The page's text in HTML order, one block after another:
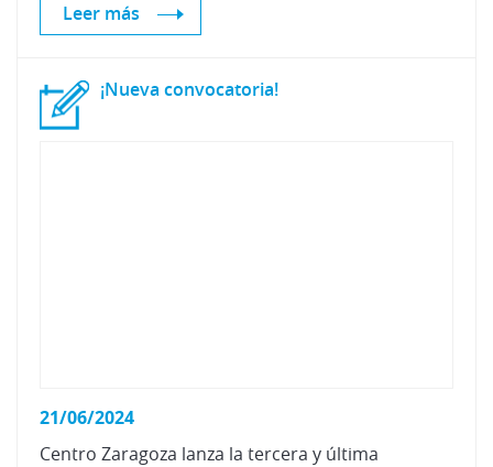
Leer más
¡Nueva convocatoria!
21/06/2024
Centro Zaragoza lanza la tercera y última